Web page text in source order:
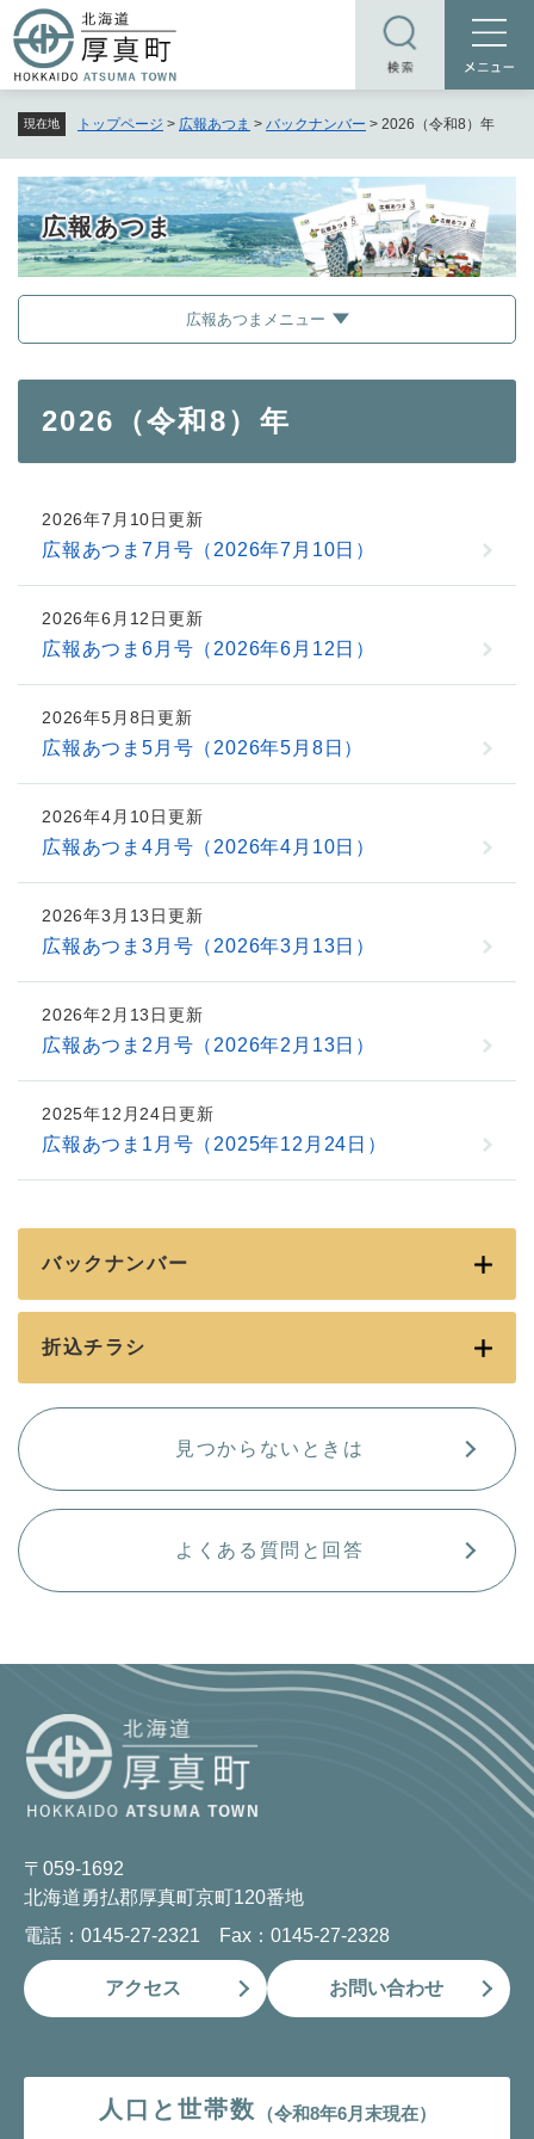
ー
ジ
頭
す
。
現在地 トップページ > 広報あつま > バックナンバー > 2026（令和8）年
広報あつま
広報あつまメニュー
2026（令和8）年
2026年7月10日更新
広報あつま7月号（2026年7月10日）
2026年6月12日更新
広報あつま6月号（2026年6月12日）
2026年5月8日更新
広報あつま5月号（2026年5月8日）
2026年4月10日更新
広報あつま4月号（2026年4月10日）
2026年3月13日更新
広報あつま3月号（2026年3月13日）
2026年2月13日更新
広報あつま2月号（2026年2月13日）
2025年12月24日更新
広報あつま1月号（2025年12月24日）
バックナンバー
折込チラシ
見つからないときは
よくある質問と回答
〒059-1692
北海道勇払郡厚真町京町120番地
電話：0145-27-2321 Fax：0145-27-2328
アクセス お問い合わせ
人口と世帯数 （令和8年6月末現在）